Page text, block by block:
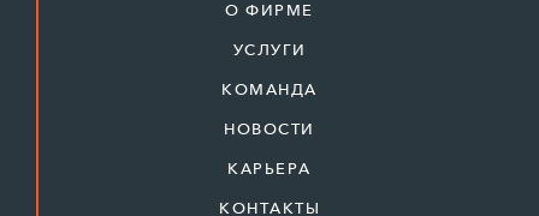
О ФИРМЕ
УСЛУГИ
КОМАНДА
НОВОСТИ
КАРЬЕРА
КОНТАКТЫ